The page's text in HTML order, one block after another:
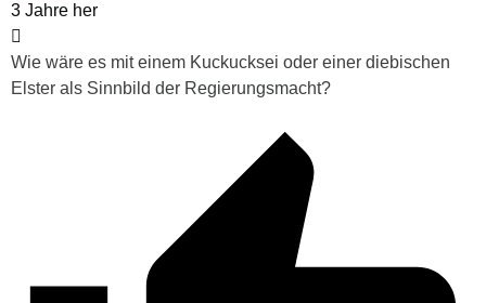
3 Jahre her
Wie wäre es mit einem Kuckucksei oder einer diebischen
Elster als Sinnbild der Regierungsmacht?